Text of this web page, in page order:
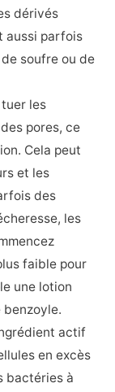
dérivés
aussi parfois
soufre ou de
les
pores, ce
Cela peut
et les
des
les
faible pour
une lotion
benzoyle.
actif
en excès
bactéries à